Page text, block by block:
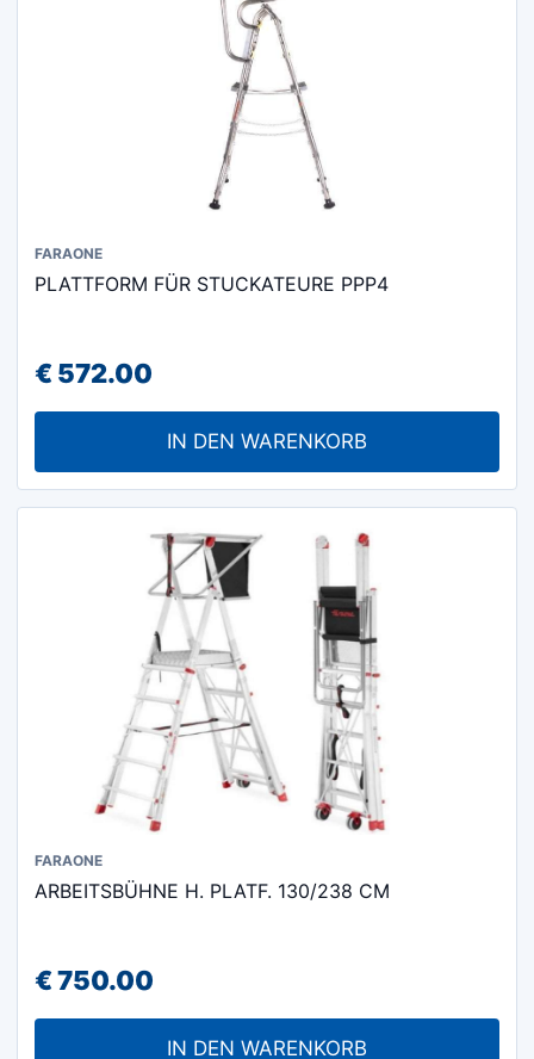
FARAONE
PLATTFORM FÜR STUCKATEURE PPP4
€572.00
IN DEN WARENKORB
FARAONE
ARBEITSBÜHNE H. PLATF. 130/238 CM
€750.00
IN DEN WARENKORB